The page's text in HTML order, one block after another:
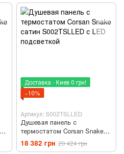
Доставка - Киев 0 грн!
−10%
Артикул: S002TSLLED
Душевая панель с
термостатом Corsan Snake
сатин S002TSLLED с LED
подсветкой
18 382 грн 20 424 грн